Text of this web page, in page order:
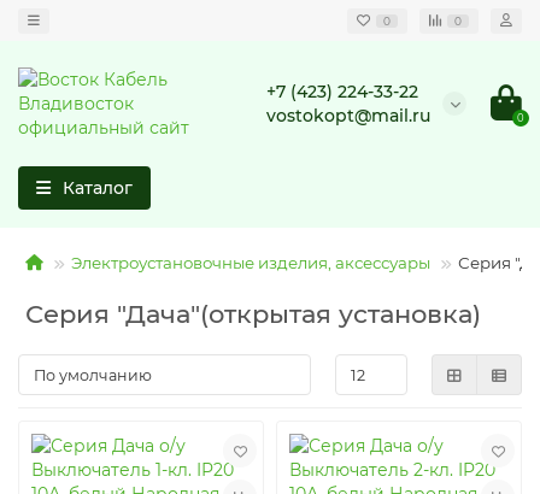
0 0
+7 (423) 224-33-22
vostokopt@mail.ru
0
Каталог
Электроустановочные изделия, аксессуары Серия
Серия "Дача"(открытая установка)